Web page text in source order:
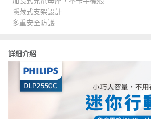
隱藏式支架設計
多重安全防護
詳細介紹